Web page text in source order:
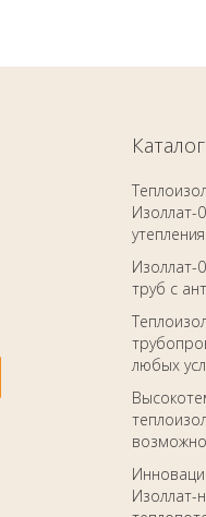
Каталог
Изоллат-
утепления
Изоллат-
труб с
любых
Изоллат-